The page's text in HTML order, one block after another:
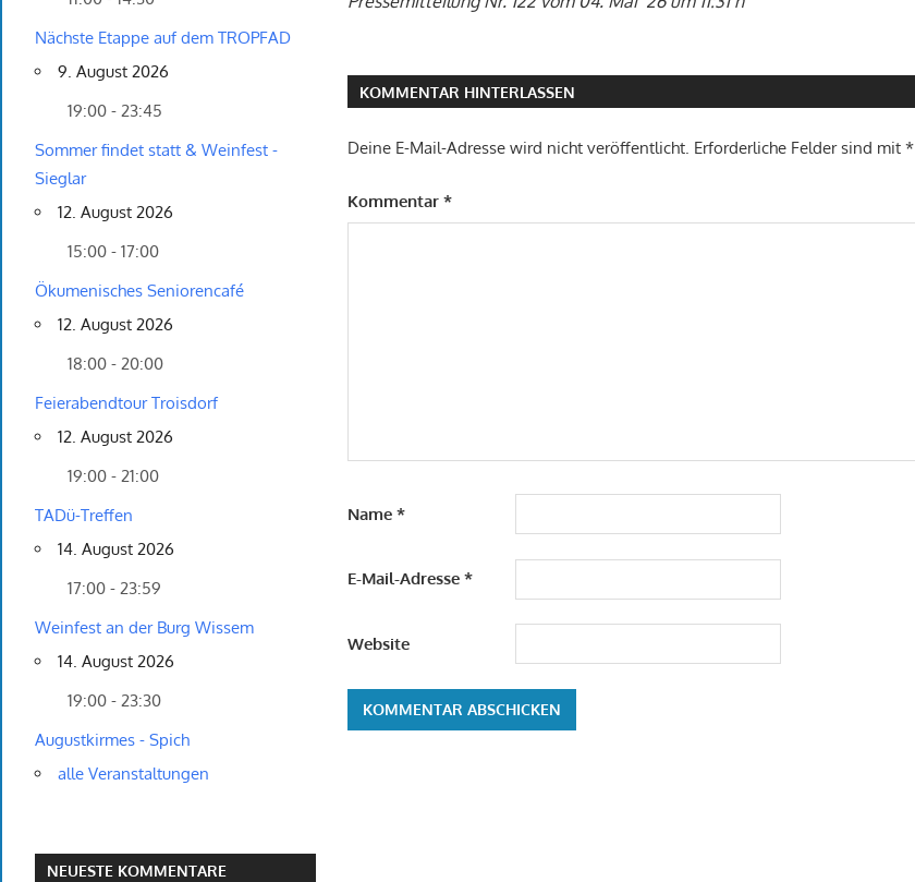
KOMMENTAR HINTERLASSEN
Deine E-Mail-Adresse wird nicht veröffentlicht. Erforderliche Felder sind mit*
Kommentar*
Name*
E-Mail-Adresse*
Website
Nächste Etappe auf dem TROPFAD
9. August 2026
19:00 - 23:45
Sommer findet statt & Weinfest -
Sieglar
12. August 2026
15:00 - 17:00
Ökumenisches Seniorencafé
12. August 2026
18:00 - 20:00
Feierabendtour Troisdorf
12. August 2026
19:00 - 21:00
TADü-Treffen
14. August 2026
17:00 - 23:59
Weinfest an der Burg Wissem
14. August 2026
19:00 - 23:30
Augustkirmes - Spich
alle Veranstaltungen
NEUESTE KOMMENTARE